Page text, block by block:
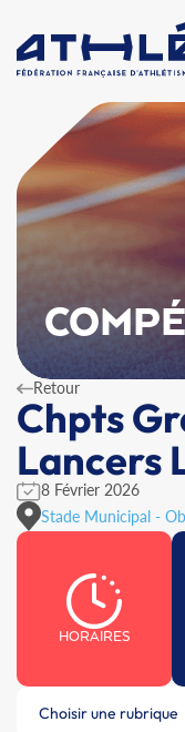
Retour
Chpts
Lancers
8 Février 2026
Stade Municipal -
HORAIRES
Choisir une rubrique